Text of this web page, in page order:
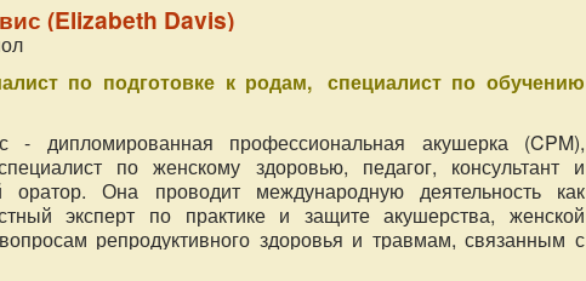
(Elizabeth Davis)
по подготовке к родам
специалист по обучению
- дипломированная профессиональная акушерка (CPM),
по женскому здоровью, педагог, консультант и
оратор. Она проводит международную деятельность как
эксперт по практике и защите акушерства, женской
репродуктивного здоровья и травмам, связанным с